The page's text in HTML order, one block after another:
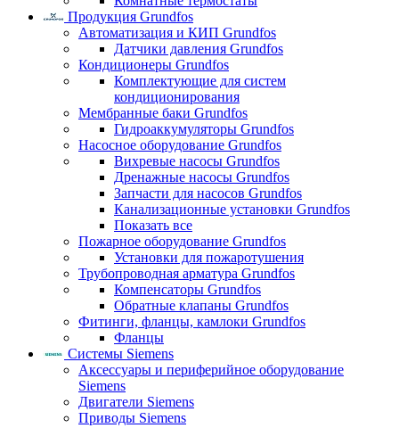
Продукция Grundfos
Автоматизация и КИП Grundfos
Датчики давления Grundfos
Кондиционеры Grundfos
Комплектующие для систем
кондиционирования
Мембранные баки Grundfos
Гидроаккумуляторы Grundfos
Насосное оборудование Grundfos
Вихревые насосы Grundfos
Дренажные насосы Grundfos
Запчасти для насосов Grundfos
Канализационные установки Grundfos
Показать все
Пожарное оборудование Grundfos
Установки для пожаротушения
Трубопроводная арматура Grundfos
Компенсаторы Grundfos
Обратные клапаны Grundfos
Фитинги, фланцы, камлоки Grundfos
Фланцы
Системы Siemens
Аксессуары и периферийное оборудование
Siemens
Двигатели Siemens
Приводы Siemens